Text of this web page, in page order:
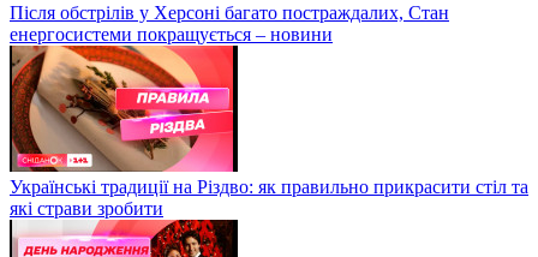
Після обстрілів у Херсоні багато постраждалих, Стан
енергосистеми покращується – новини
Українські традиції на Різдво: як правильно прикрасити стіл та
які страви зробити